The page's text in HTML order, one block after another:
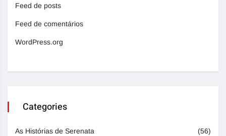
Feed de posts
Feed de comentários
WordPress.org
Categories
As Histórias de Serenata (56)